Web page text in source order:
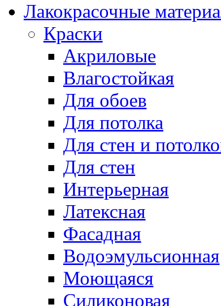
Лакокрасочные
Краски
Акриловые
Влагостойкая
Для обоев
Для потолка
Для стен и
Для стен
Интерьерная
Латексная
Фасадная
Водоэмульсионная
Моющаяся
Силиконовая